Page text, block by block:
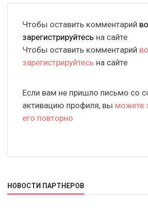
Чтобы оставить комментарий
зарегистрируйтесь на сайте
Чтобы оставить комментарий
зарегистрируйтесь на сайте
Если вам не пришло письмо со
активацию профиля, вы можете
его повторно
НОВОСТИ ПАРТНЕРОВ